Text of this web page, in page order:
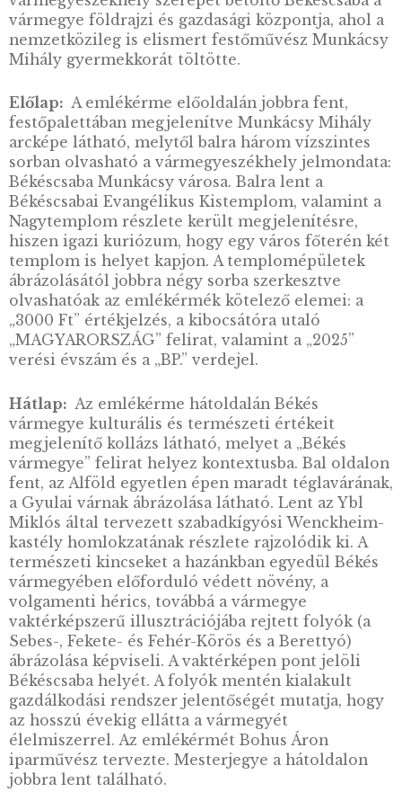
VÁSÁRLÁS
KOSÁRBA
TESZEM
LEÍRÁS
Békés vármegye az ország délkeleti részén,
Alföldön helyezkedik el. A határmenti
Szent István király hozta létre a királyi
vármegyerendszer megszervezése idején,
azonban területe már a Kr.e. 7. évezred óta
A vármegyében, – kiterjedt folyóhálózatának
köszönhetően (területén folynak át a
Berettyó és a Száraz-ér) – gazdag állat- és
növénykultúra alakult ki. A vármegye
kincsei mellett híres gasztronómiai
különlegességeiről, a hungarikumként
számontartott csabai, illetve a gyulai
valamint a békési pálinkáról. Legfontosabb
városai: az 1950-ben közigazgatási központtá
nyilvánított Békéscsaba, a török elleni
védekezésben fontos szerepet játszó, gazdag
múlttal rendelkező Gyula, valamint a nagy
múlttal rendelkező Orosháza. A
vármegyeszékhely szerepét betöltő
vármegye földrajzi és gazdasági központja,
nemzetközileg is elismert festőművész
Mihály gyermekkorát töltötte.
Előlap: A emlékérme előoldalán jobbra fent,